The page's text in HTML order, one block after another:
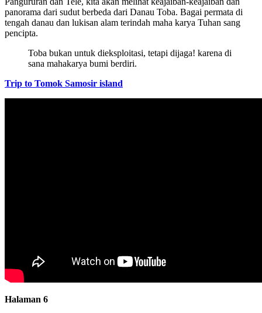
panorama dari sudut berbeda dari Danau Toba. Bagai permata di
tengah danau dan lukisan alam terindah maha karya Tuhan sang
pencipta.
Toba bukan untuk dieksploitasi, tetapi dijaga! karena di
sana mahakarya bumi berdiri.
Trip to Tomok Samosir island
Halaman 6